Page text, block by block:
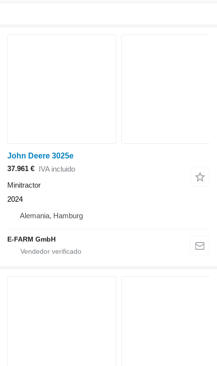
John Deere 3025e
37.961 € IVA incluido
Minitractor
2024
Alemania, Hamburg
E-FARM GmbH